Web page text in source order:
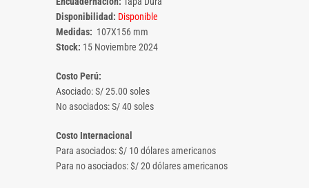
Disponibilidad: Disponible
Medidas: 107X156 mm
Stock: 15 Noviembre 2024
Costo Perú:
Asociado: S/ 25.00 soles
No asociados: S/ 40 soles
Costo Internacional
Para asociados: $/ 10 dólares americanos
Para no asociados: $/ 20 dólares americanos